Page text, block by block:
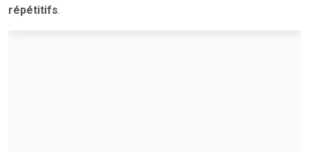
répétitifs.